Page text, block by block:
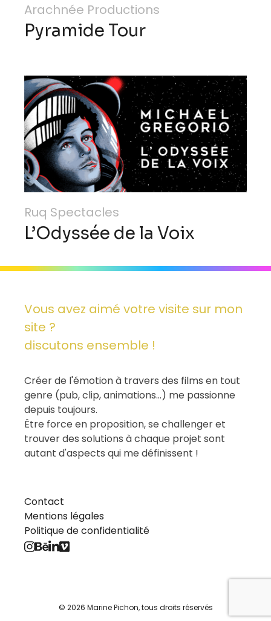
Arachnée Productions
Pyramide Tour
Ruq Spectacles
L’Odyssée de la Voix
Vous avez aimé votre visite sur mon
site ?
discutons ensemble !
Créer de l'émotion à travers des films en tout
genre (pub, clip, animations...) me passionne
depuis toujours.
Être force en proposition, se challenger et
trouver des solutions à chaque projet sont
autant d'aspects qui me définissent !
Contact
Mentions légales
Politique de confidentialité
© 2026 Marine Pichon, tous droits réservés